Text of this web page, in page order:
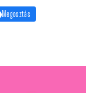
Megosztás